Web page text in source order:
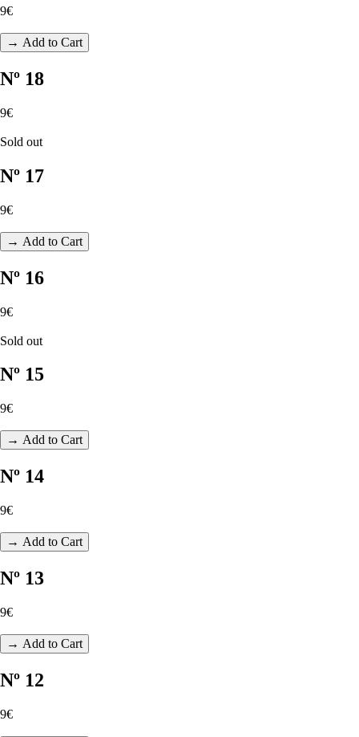
9€
→ Add to Cart
Nº 18
9€
Sold out
Nº 17
9€
→ Add to Cart
Nº 16
9€
Sold out
Nº 15
9€
→ Add to Cart
Nº 14
9€
→ Add to Cart
Nº 13
9€
→ Add to Cart
Nº 12
9€